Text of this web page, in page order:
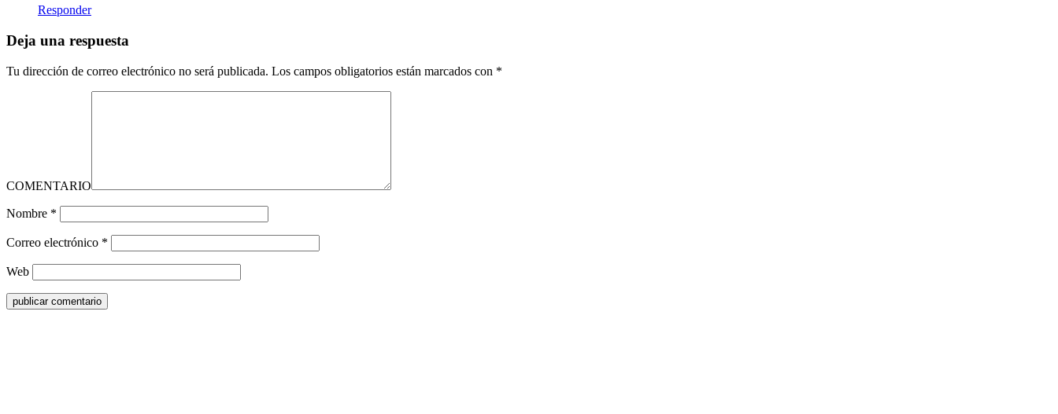
Responder
Deja una respuesta
Tu dirección de correo electrónico no será publicada. Los campos obligatorios están marcados con *
COMENTARIO
Nombre *
Correo electrónico *
Web